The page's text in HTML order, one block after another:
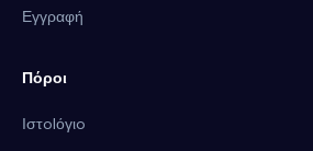
Εγγραφή
Πόροι
Ιστolόγιo